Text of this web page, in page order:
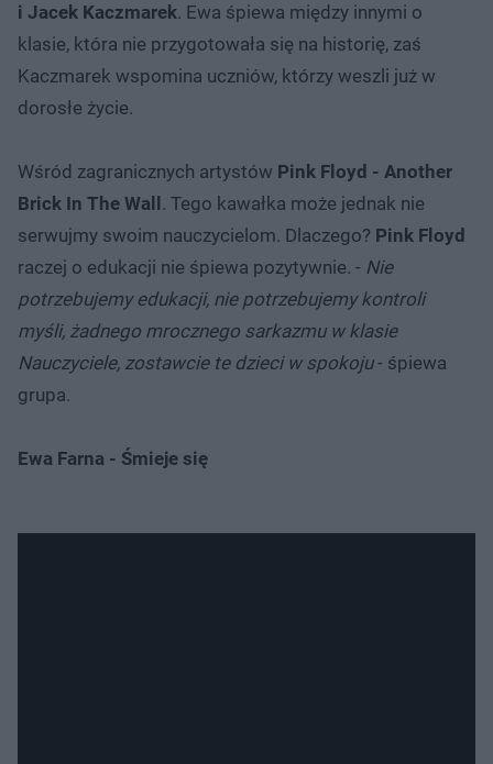
i Jacek Kaczmarek. Ewa śpiewa między innymi o
klasie, która nie przygotowała się na historię, zaś
Kaczmarek wspomina uczniów, którzy weszli już w
dorosłe życie.
Wśród zagranicznych artystów Pink Floyd - Another
Brick In The Wall . Tego kawałka może jednak nie
serwujmy swoim nauczycielom. Dlaczego? Pink Floyd
raczej o edukacji nie śpiewa pozytywnie. - Nie
potrzebujemy edukacji, nie potrzebujemy kontroli
myśli, żadnego mrocznego sarkazmu w klasie
Nauczyciele, zostawcie te dzieci w spokoju- śpiewa
grupa.
Ewa Farna - Śmieje się